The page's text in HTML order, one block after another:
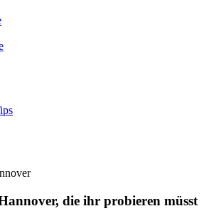
die ihr probieren müsst